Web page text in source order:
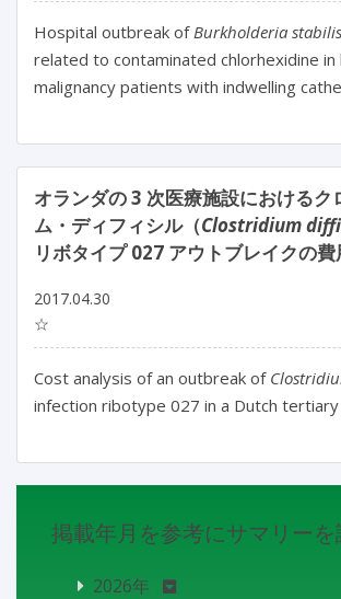
Hospital outbreak of Burkholderia stabilis
related to contaminated chlorhexidine in
malignancy patients with indwelling
オランダの 3 次医療施設におけるク
ム・ディフィシル（Clostridium
リボタイプ 027 アウトブレイクの
2017.04.30
☆
Cost analysis of an outbreak of
infection ribotype 027 in a Dutch
掲載年月を参考にサマリーを
2026年